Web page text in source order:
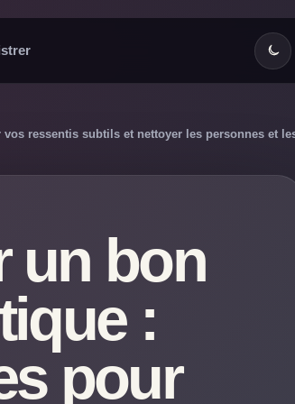
ressentis subtils et nettoyer les personnes et
un bon
:
pour